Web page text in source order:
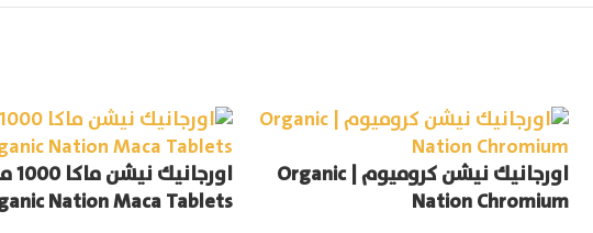
اورجانيك نيشن كروميوم | Organic
Nation Chromium
Nation Maca Tablets